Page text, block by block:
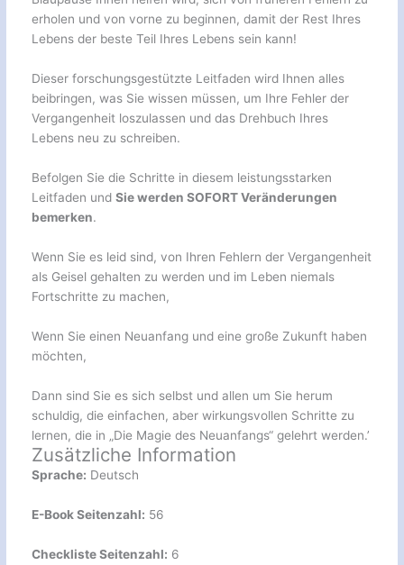
erholen und von vorne zu beginnen, damit der Rest Ihres
Lebens der beste Teil Ihres Lebens sein kann!
Dieser forschungsgestützte Leitfaden wird Ihnen alles
beibringen, was Sie wissen müssen, um Ihre Fehler der
Vergangenheit loszulassen und das Drehbuch Ihres
Lebens neu zu schreiben.
Befolgen Sie die Schritte in diesem leistungsstarken
Leitfaden und Sie werden SOFORT Veränderungen
bemerken.
Wenn Sie es leid sind, von Ihren Fehlern der Vergangenheit
als Geisel gehalten zu werden und im Leben niemals
Fortschritte zu machen,
Wenn Sie einen Neuanfang und eine große Zukunft haben
möchten,
Dann sind Sie es sich selbst und allen um Sie herum
schuldig, die einfachen, aber wirkungsvollen Schritte zu
lernen, die in „Die Magie des Neuanfangs“ gelehrt werden.’
Zusätzliche Information
Sprache: Deutsch
E-Book Seitenzahl: 56
Checkliste Seitenzahl: 6